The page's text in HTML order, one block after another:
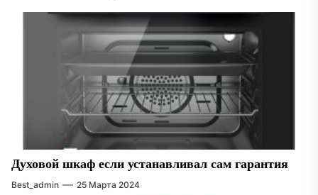
Духовой шкаф если устанавливал сам гарантия
Best_admin 25 Марта 2024